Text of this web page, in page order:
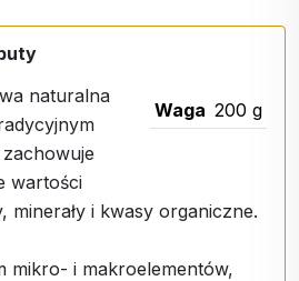
Waga 200 g
naturalna
wartości
minerały i kwasy organiczne.
mikro- i makroelementów,